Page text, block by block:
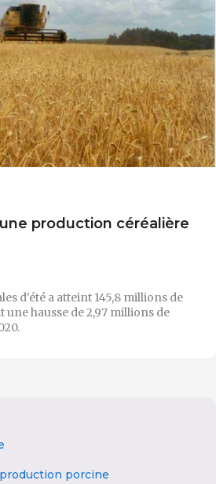
production céréalière
d'été a atteint 145,8 millions de
une hausse de 2,97 millions de
porcine